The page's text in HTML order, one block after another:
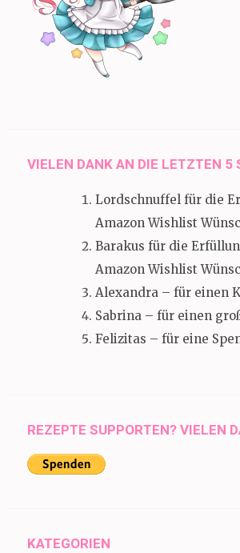
VIELEN DANK AN DIE LETZTEN 5
Lordschnuffel für die
Amazon Wishlist
Barakus für die
Amazon Wishlist
Alexandra – für einen
Sabrina – für einen
Felizitas – für eine
REZEPTE SUPPORTEN? VIELEN
KATEGORIEN